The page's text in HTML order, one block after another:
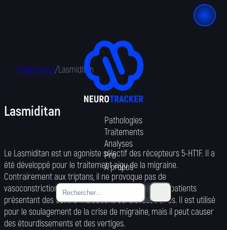
Pathologies
Traitements
Analyses
Pro
À propos
Traitements/Lasmiditan
Lasmiditan
Le Lasmiditan est un agoniste sélectif des récepteurs 5-HT1F. Il a
été développé pour le traitement aigu de la migraine.
Contrairement aux triptans, il ne provoque pas de
vasoconstriction, ce qui peut le rendre adapté aux patients
présentant des contre-indications cardiovasculaires. Il est utilisé
pour le soulagement de la crise de migraine, mais il peut causer
des étourdissements et des vertiges.